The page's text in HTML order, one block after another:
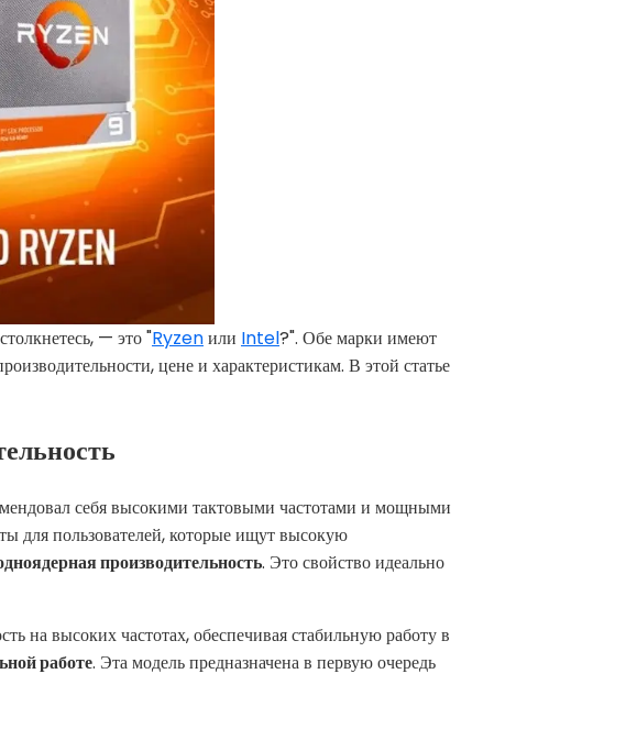
— это "Ryzenили Intel?". Обе марки имеют
цене и характеристикам. В этой статье
себя высокими тактовыми частотами и мощными
для пользователей, которые ищут высокую
производительность. Это свойство идеально
на высоких частотах, обеспечивая стабильную работу в
работе. Эта модель предназначена в первую очередь